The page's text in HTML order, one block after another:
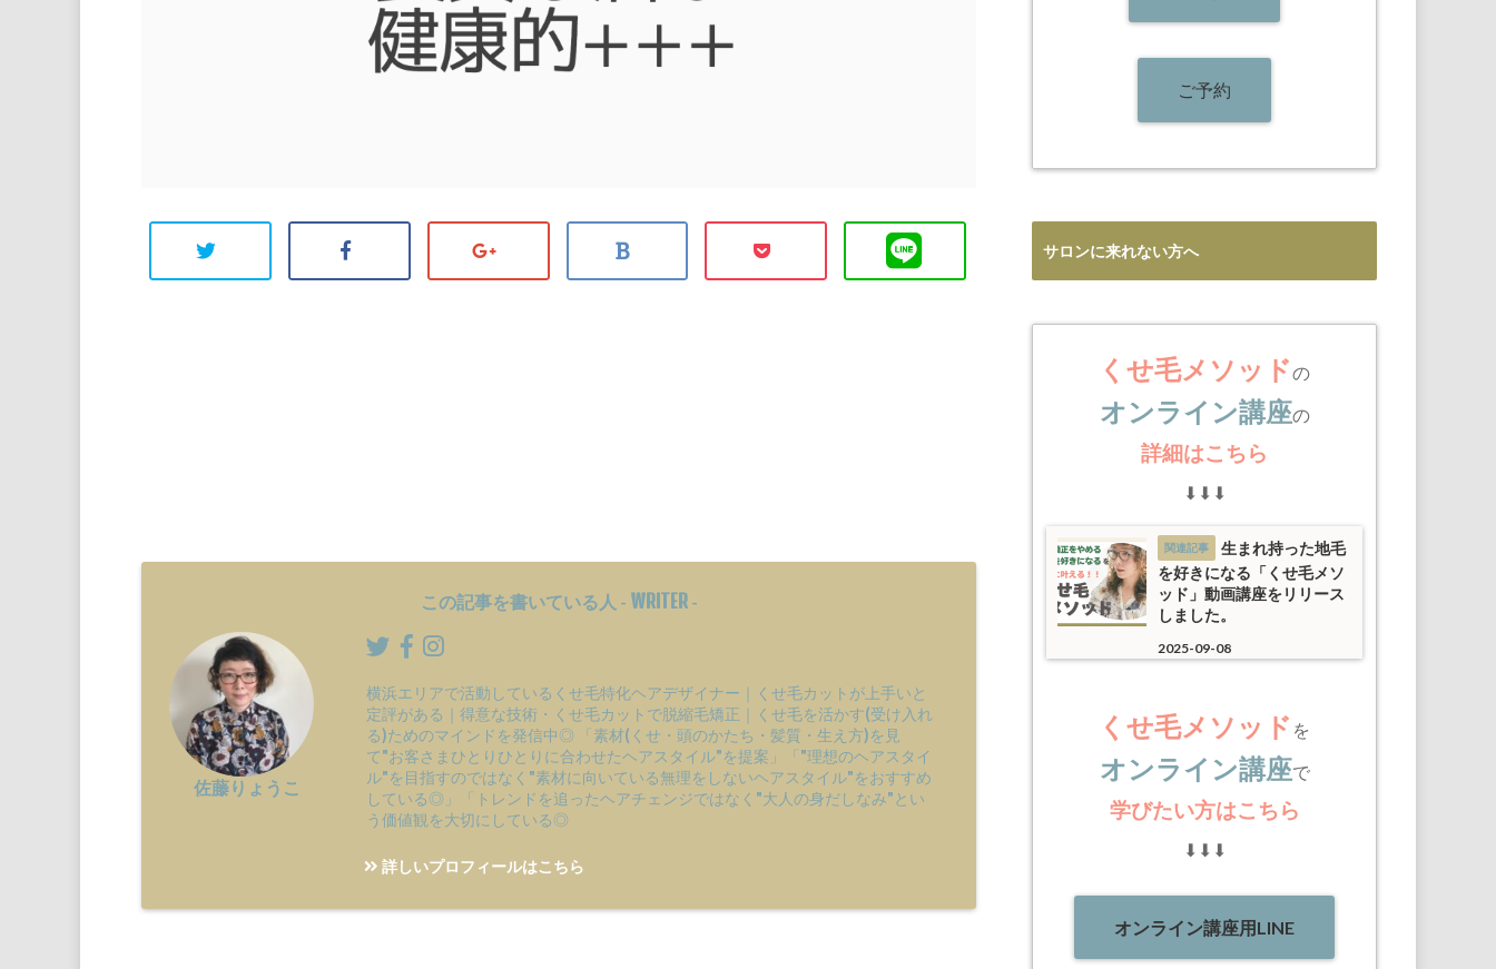
この記事を書いている人 - WRITER-
佐藤りょうこ
横浜エリアで活動しているくせ毛特化ヘアデザイナー｜くせ毛カットが上手いと
定評がある｜得意な技術・くせ毛カットで脱縮毛矯正｜くせ毛を活かす(受け入れ
る)ためのマインドを発信中◎ 「素材(くせ・頭のかたち・髪質・生え方)を見
て"お客さまひとりひとりに合わせたヘアスタイル"を提案」「"理想のヘアスタイ
ル"を目指すのではなく"素材に向いている無理をしないヘアスタイル"をおすすめ
している◎」「トレンドを追ったヘアチェンジではなく"大人の身だしなみ"とい
う価値観を大切にしている◎
詳しいプロフィールはこちら
ご予約
サロンに来れない方へ
くせ毛メソッドの
オンライン講座の
詳細はこちら
⬇︎⬇︎⬇︎
生まれ持った地毛
を好きになる「くせ毛メソ
ッド」動画講座をリリース
しました。
2025-09-08
くせ毛メソッド を
オンライン講座で
学びたい方はこちら
⬇︎⬇︎⬇︎
オンライン講座用LINE